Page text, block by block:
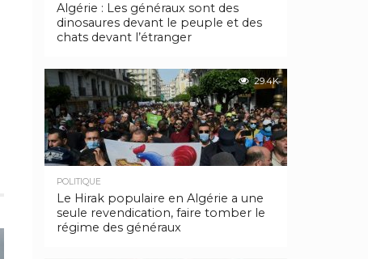
Algérie : Les généraux sont des
dinosaures devant le peuple et des
chats devant l’étranger
29.4K
POLITIQUE
Le Hirak populaire en Algérie a une
seule revendication, faire tomber le
régime des généraux